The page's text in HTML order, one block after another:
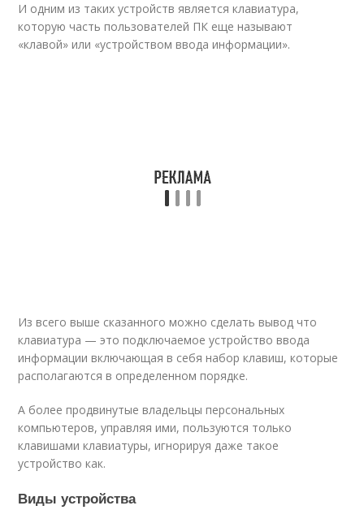
И одним из таких устройств является клавиатура,
которую часть пользователей ПК еще называют
«клавой» или «устройством ввода информации».
Из всего выше сказанного можно сделать вывод что
клавиатура — это подключаемое устройство ввода
информации включающая в себя набор клавиш, которые
располагаются в определенном порядке.
А более продвинутые владельцы персональных
компьютеров, управляя ими, пользуются только
клавишами клавиатуры, игнорируя даже такое
устройство как.
Виды устройства